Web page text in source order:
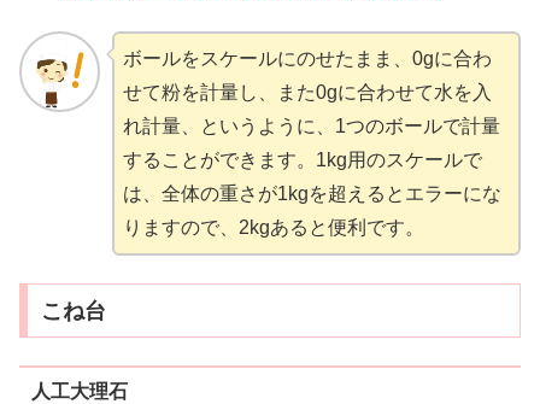
ボールをスケールにのせたまま、0gに合わ
せて粉を計量し、また0gに合わせて水を入
れ計量、というように、1つのボールで計量
することができます。1kg用のスケールで
は、全体の重さが1kgを超えるとエラーにな
りますので、2kgあると便利です。
こね台
人工大理石